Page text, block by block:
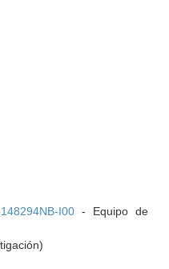
I00- Equipo de